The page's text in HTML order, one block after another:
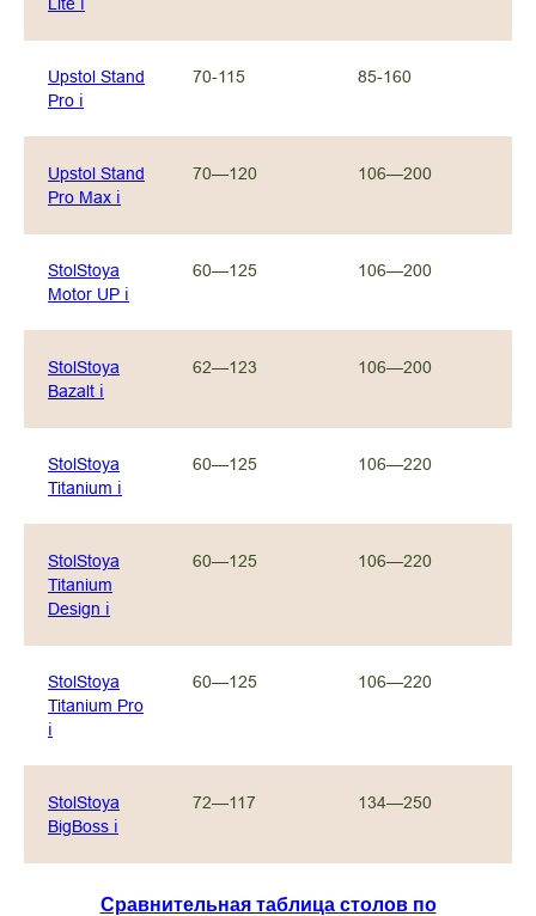
Upstol Stand
Pro ℹ︎
70-115 85-160
Upstol Stand
Pro Max ℹ︎
70—120 106—200
StolStoya
Motor UP ℹ︎
60—125 106—200
StolStoya
Bazalt ℹ︎
62—123 106—200
StolStoya
Titanium ℹ︎
60—125 106—220
StolStoya
Titanium
Design ℹ︎
60—125 106—220
StolStoya
Titanium Pro
ℹ︎
60—125 106—220
StolStoya
BigBoss ℹ︎
72—117 134—250
Сравнительная таблица столов по